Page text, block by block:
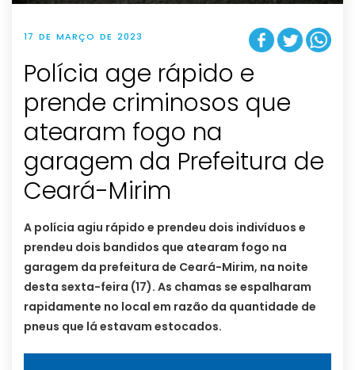
17 DE MARÇO DE 2023
Polícia age rápido e
prende criminosos que
atearam fogo na
garagem da Prefeitura de
Ceará-Mirim
A polícia agiu rápido e prendeu dois indivíduos e
prendeu dois bandidos que atearam fogo na
garagem da prefeitura de Ceará-Mirim, na noite
desta sexta-feira (17). As chamas se espalharam
rapidamente no local em razão da quantidade de
pneus que lá estavam estocados.